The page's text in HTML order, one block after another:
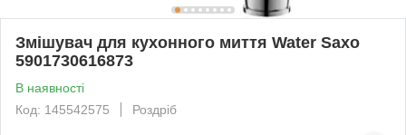
Змішувач для кухонного миття Water Saxo
5901730616873
В наявності
Код: 145542575
Роздріб